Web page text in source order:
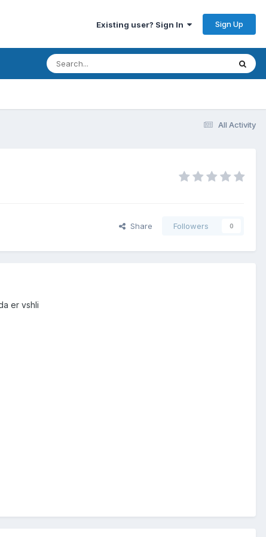
Existing user? Sign In Sign Up
All Activity
Share Followers 0
er vshli